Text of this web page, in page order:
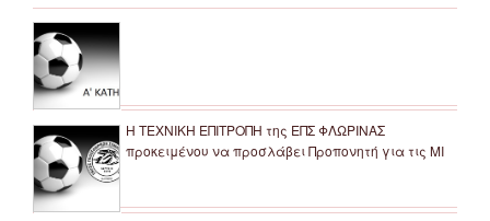
Η ΤΕΧΝΙΚΗ ΕΠΙΤΡΟΠΗ της ΕΠΣ ΦΛΩΡΙΝΑΣ
προκειμένου να προσλάβει Προπονητή για τις ΜΙ